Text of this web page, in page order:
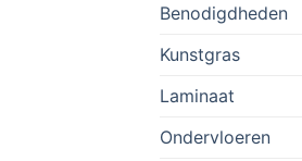
Benodigdheden
Kunstgras
Laminaat
Ondervloeren